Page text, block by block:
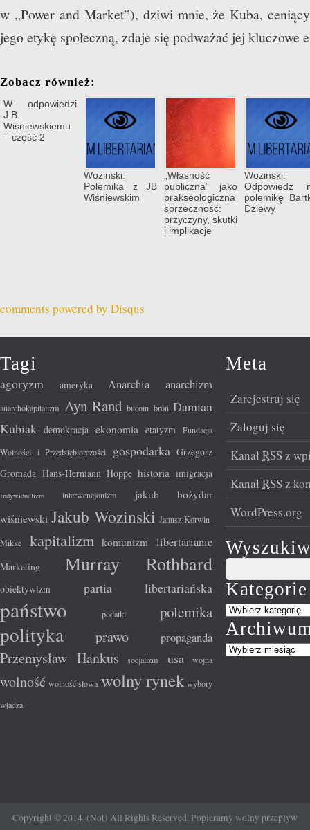
w „Power and Market”), dziwi mnie, że Kuba,
jego etykę społeczną, zdaje się podważać jej kluczowe
Zobacz również:
W odpowiedzi
J.B.
Wiśniewskiemu
– część 2
Wozinski:
Polemika z JB
Wiśniewskim
„Własność
publiczna” jako
prakseologiczna
sprzeczność:
przyczyny, skutki
i implikacje
Wozinski:
Odpowiedź
polemikę
Dziewy
comments powered by Disqus
Tagi
agoryzm ameryka Anarchia anarchizm
anarchokapitalizm Ayn Rand bitcoin broń Damian
Kubiak demokracja ekonomia etatyzm
Fundacja
Wolności i Przedsiębiorczości
gospodarka Grzegorz
Gromada Hans-Hermann Hoppe historia imigracja
Indywidualizm interwencjonizm
jakub bożydar
wiśniewski Jakub Wozinski Janusz Korwin-
Mikke kapitalizm komunizm libertarianie
Marketing Murray Rothbard
obiektywizm partia libertariańska
państwo podatki polemika
polityka prawo propaganda
Przemysław Hankus socjalizm usa wojna
wolność wolność słowa wolny rynek wybory
władza
Meta
Zarejestruj się
Zaloguj się
KanałRSSz
KanałRSSz
WordPress.org
Kategorie
Copyright © 2014. (Not) All Rights Reserved. Popieramy wolny przepływ